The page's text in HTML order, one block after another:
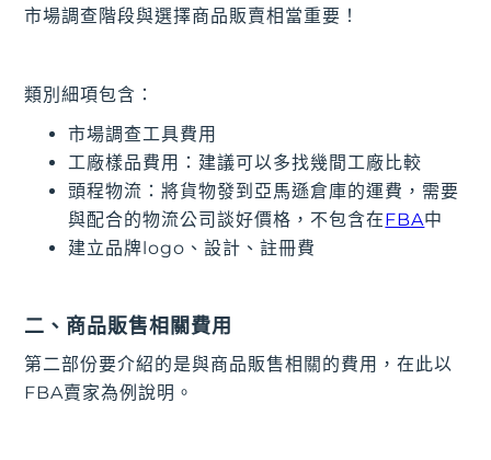
市場調查階段與選擇商品販賣相當重要！
類別細項包含：
市場調查工具費用
工廠樣品費用：建議可以多找幾間工廠比較
頭程物流：將貨物發到亞馬遜倉庫的運費，需要
與配合的物流公司談好價格，不包含在FBA中
建立品牌logo、設計、註冊費
二、商品販售相關費用
第二部份要介紹的是與商品販售相關的費用，在此以
FBA賣家為例說明。